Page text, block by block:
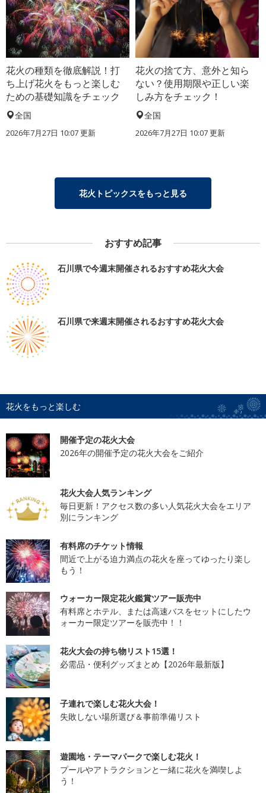
花火の種類を徹底解説！打
ち上げ花火をもっと楽しむ
ための基礎知識をチェック
全国
2026年7月27日 10:07 更新
花火の捨て方、意外と知ら
ない？使用期限や正しい楽
しみ方をチェック！
全国
2026年7月27日 10:07 更新
花火トピックスをもっと見る
おすすめ記事
石川県で今週末開催されるおすすめ花火大会
石川県で来週末開催されるおすすめ花火大会
花火をもっと楽しむ
開催予定の花火大会
2026年の開催予定の花火大会をご紹介
花火大会人気ランキング
毎日更新！アクセス数の多い人気花火大会をエリア
別にランキング
有料席のチケット情報
間近で上がる迫力満点の花火を座ってゆったり楽し
もう！
ウォーカー限定花火鑑賞ツアー販売中
有料席とホテル、または高速バスをセットにしたウ
ォーカー限定ツアーを販売中！！
花火大会の持ち物リスト15選！
必需品・便利グッズまとめ【2026年最新版】
子連れで楽しむ花火大会！
失敗しない場所選び＆事前準備リスト
遊園地・テーマパークで楽しむ花火！
プールやアトラクションと一緒に花火を満喫しよ
う！